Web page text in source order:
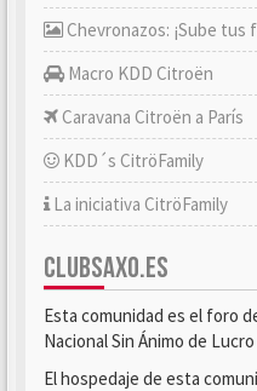
Chevronazos: ¡Sube tus
Macro KDD Citroën
Caravana Citroën a París
KDD´s CitröFamily
La iniciativa CitröFamily
CLUBSAXO.ES
Esta comunidad es el foro
Nacional Sin Ánimo de
El hospedaje de esta